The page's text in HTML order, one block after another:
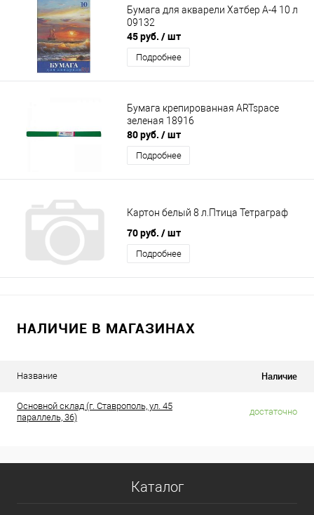
Бумага для акварели Хатбер А-4 10 л
09132
45 руб. / шт
Подробнее
Бумага крепированная ARTspace
зеленая 18916
80 руб. / шт
Подробнее
Картон белый 8 л.Птица Тетраграф
70 руб. / шт
Подробнее
НАЛИЧИЕ В МАГАЗИНАХ
Название Наличие
Основной склад (г. Ставрополь, ул. 45
параллель, 36)
достаточно
Каталог